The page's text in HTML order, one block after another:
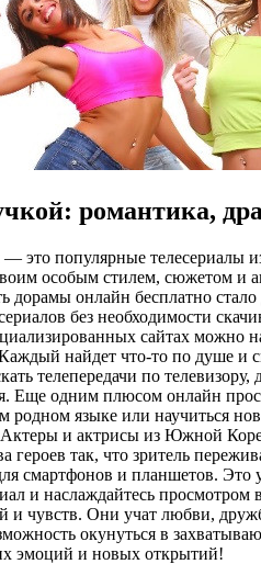
романтика,
это популярные телесериалы
особым стилем, сюжетом и
дорамы онлайн бесплатно
без необходимости
сайтах можно
найдет что-то по душе
телепередачи по
Еще одним плюсом онлайн
родном языке или научиться
Актеры и актрисы из Южной
героев так, что зритель
смартфонов и планшетов. Это
и наслаждайтесь просмотром
чувств. Они учат любви,
окунуться в
эмоций и новых открытий!